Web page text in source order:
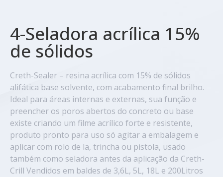
4-Seladora acrílica 15%
de sólidos
Creth-Sealer – resina acrílica com 15% de sólidos
alifática base solvente, com acabamento final brilho.
Ideal para áreas internas e externas, sua função e
preencher os poros abertos do concreto ou base
existe criando um filme acrílico forte e resistente,
produto pronto para uso só agitar a embalagem e
aplicar com rolo de la, trincha ou pistola, usado
também como seladora antes da aplicação da Creth-
Crill Vendidos em baldes de 3,6L, 5L, 18L e 200Litros